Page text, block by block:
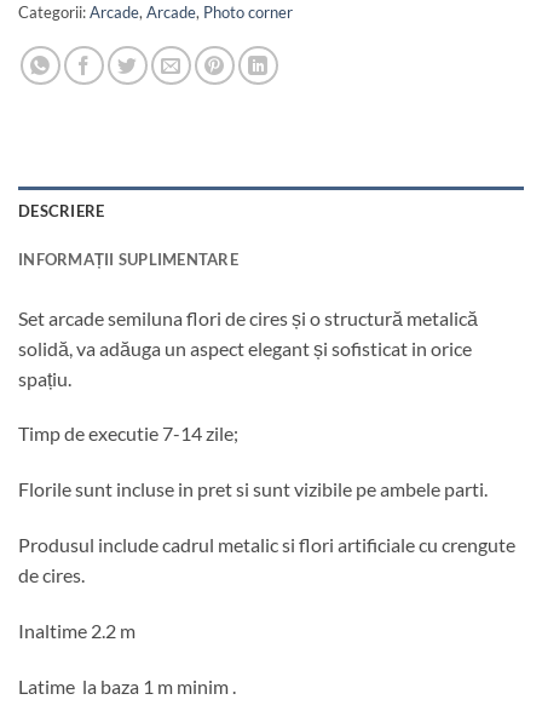
Categorii:Arcade, Arcade, Photo corner
DESCRIERE
INFORMAȚII SUPLIMENTARE
Set arcade semiluna flori de cires și o structură metalică
solidă, va adăuga un aspect elegant și sofisticat in orice
spațiu.
Timp de executie 7-14 zile;
Florile sunt incluse in pret si sunt vizibile pe ambele parti.
Produsul include cadrul metalic si flori artificiale cu crengute
de cires.
Inaltime 2.2 m
Latime la baza 1 m minim .